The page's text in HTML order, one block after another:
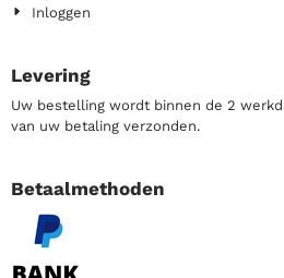
Inloggen
Levering
Uw bestelling wordt binnen de 2
van uw betaling verzonden.
Betaalmethoden